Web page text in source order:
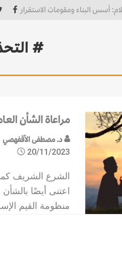
أسس البناء ومقومات الاستقرار
#
مراعاة الشأن
د. مصطفى الأقفهصي
20/11/2023
الشرع الشريف
اعتنى أيضًا بالشأن
منظومة القيم